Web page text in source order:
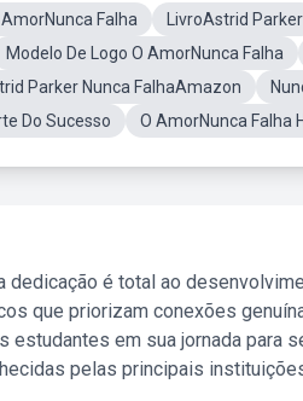
AmorNunca Falha LivroAstrid Parker
Modelo De Logo O AmorNunca Falha
Parker Nunca FalhaAmazon
Do Sucesso
O AmorNunca Falha
dedicação é total ao
que priorizam conexões
estudantes em sua jornada para
pelas principais